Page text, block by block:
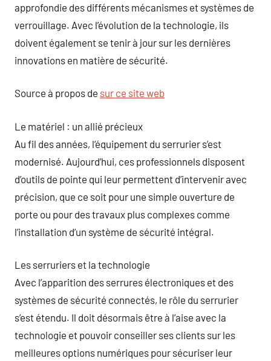
approfondie des différents mécanismes et systèmes de
verrouillage. Avec l’évolution de la technologie, ils
doivent également se tenir à jour sur les dernières
innovations en matière de sécurité.
Source à propos de sur ce site web
Le matériel : un allié précieux
Au fil des années, l’équipement du serrurier s’est
modernisé. Aujourd’hui, ces professionnels disposent
d’outils de pointe qui leur permettent d’intervenir avec
précision, que ce soit pour une simple ouverture de
porte ou pour des travaux plus complexes comme
l’installation d’un système de sécurité intégral.
Les serruriers et la technologie
Avec l’apparition des serrures électroniques et des
systèmes de sécurité connectés, le rôle du serrurier
s’est étendu. Il doit désormais être à l’aise avec la
technologie et pouvoir conseiller ses clients sur les
meilleures options numériques pour sécuriser leur